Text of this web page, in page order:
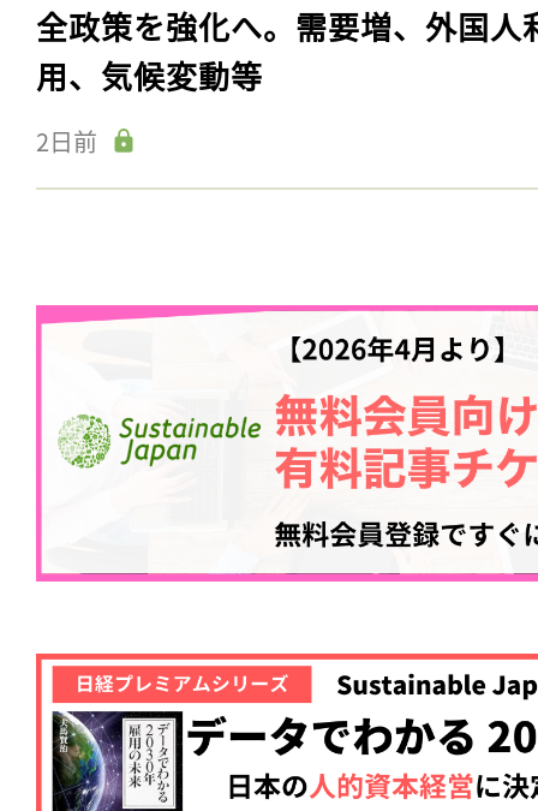
全政策を強化へ。需要増、外国人
用、気候変動等
2日前